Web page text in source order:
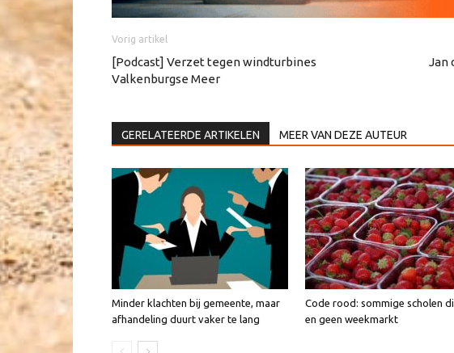
Vorig artikel
[Podcast] Verzet tegen windturbines
Valkenburgse Meer
Jan
GERELATEERDE ARTIKELEN MEER VAN DEZE AUTEUR
Minder klachten bij gemeente, maar
afhandeling duurt vaker te lang
Code rood: sommige scholen
en geen weekmarkt